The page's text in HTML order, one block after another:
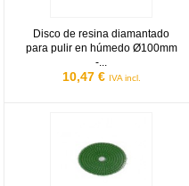
Disco de resina diamantado
para pulir en húmedo Ø100mm
-...
10,47 € IVA incl.